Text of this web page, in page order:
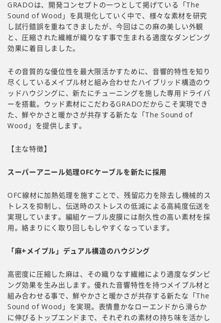
GRADOは、開発コンセプトの一つとして掲げている「The
Sound of Wood」を具現化していく中で、様々な素材を研究
し試行錯誤を重ねてきましたが、今回はこの麻の美しい外観
と、圧縮された繊維が織りなす事で生まれる適度なダンピング
効果に着目しました。
その音質的な優位性を最大限活かすために、音響的特性を知り
尽くしているメイプル材と組み合わせたハイブリッド構造のウ
ッドハウジングに、新たにチューニングを施した専用ドライバ
ーを搭載。ウッド素材にこだわるGRADOだからこそ実現でき
た、鮮やかさと暖かさが共存する新たな「The Sound of
Wood」を提供します。
【主な特徴】
スーパーアニール処理OFCケーブルを新たに採用
OFC線材に加熱処理を施すことで、残留応力を除去し機械的ス
トレスを抑制し、伝送時のストレスの低減による高純度伝送を
実現しています。編組ケーブル皮膜には耐久性の高い素材を採
用。絡まりにく取り回しもしやすくなっています。
「麻+メイプル」デュアル構造のハウジング
高密度に圧縮した麻は、その織りなす繊維により適度なダンピ
ング効果を生み出します。優れた音響特性を持つメイプル材と
組み合わせる事で、鮮やかさと暖かさが共存する新たな「The
Sound of Wood」を実現。表情豊かなローエンドから滑らか
に伸びるトップエンドまで、それぞれの素材の持ち味を活かし